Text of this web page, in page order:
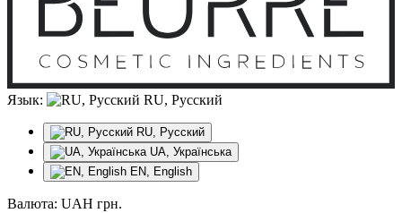
Язык: RU, Русский
RU, Русский
UA, Українська
EN, English
Валюта: UAH грн.